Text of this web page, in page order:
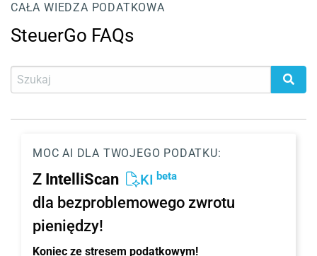
CAŁA WIEDZA PODATKOWA
SteuerGo FAQs
MOC AI DLA TWOJEGO PODATKU:
Z IntelliScan KI beta
dla bezproblemowego zwrotu
pieniędzy!
Koniec ze stresem podatkowym!